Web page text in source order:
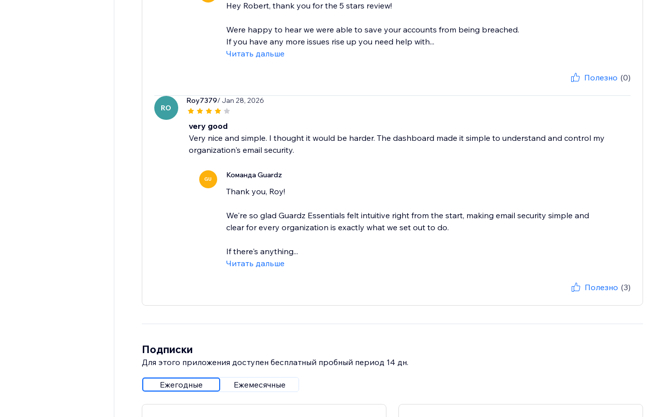
Hey Robert, thank you for the 5 stars review!
Were happy to hear we were able to save your accounts from being breached.
If you have any more issues rise up you need help with...
Читать дальше
Полезно (0)
RO
Roy7379/ Jan 28, 2026
very good
Very nice and simple. I thought it would be harder. The dashboard made it simple to understand and control my
organization's email security.
GU Команда Guardz
Thank you, Roy!
We're so glad Guardz Essentials felt intuitive right from the start, making email security simple and
clear for every organization is exactly what we set out to do.
If there's anything...
Читать дальше
Полезно (3)
Подписки
Для этого приложения доступен бесплатный пробный период 14 дн.
Ежегодные Ежемесячные